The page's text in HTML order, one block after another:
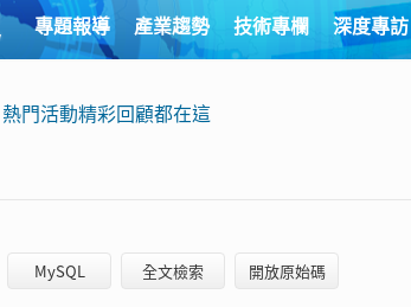
專題報導 產業趨勢 技術專欄 深度專訪
熱門活動精彩回顧都在這
MySQL 全文檢索 開放原始碼